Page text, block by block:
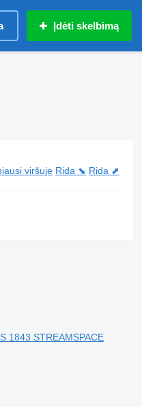
Įdėti skelbimą
viršuje Rida ⬊ Rida ⬈
1843 STREAMSPACE